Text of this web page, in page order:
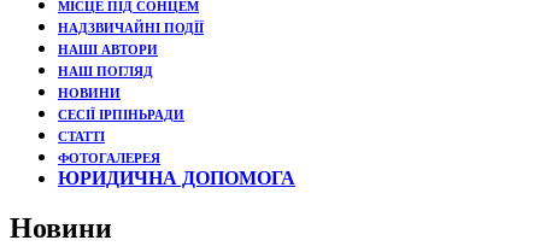
МІСЦЕ ПІД СОНЦЕМ
НАДЗВИЧАЙНІ ПОДЇЇ
НАШІ АВТОРИ
НАШ ПОГЛЯД
НОВИНИ
СЕСІЇ ІРПІНЬРАДИ
СТАТТІ
ФОТОГАЛЕРЕЯ
ЮРИДИЧНА ДОПОМОГА
Новини